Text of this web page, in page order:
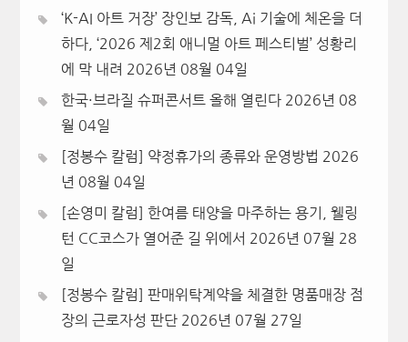
‘K-AI 아트 거장’ 장인보 감독, Ai 기술에 체온을 더
하다, ‘2026 제2회 애니멀 아트 페스티벌’ 성황리
에 막 내려 2026년 08월 04일
한국·브라질 슈퍼콘서트 올해 열린다 2026년 08
월 04일
[정봉수 칼럼] 약정휴가의 종류와 운영방법 2026
년 08월 04일
[손영미 칼럼] 한여름 태양을 마주하는 용기, 웰링
턴 CC코스가 열어준 길 위에서 2026년 07월 28
일
[정봉수 칼럼] 판매위탁계약을 체결한 명품매장 점
장의 근로자성 판단 2026년 07월 27일